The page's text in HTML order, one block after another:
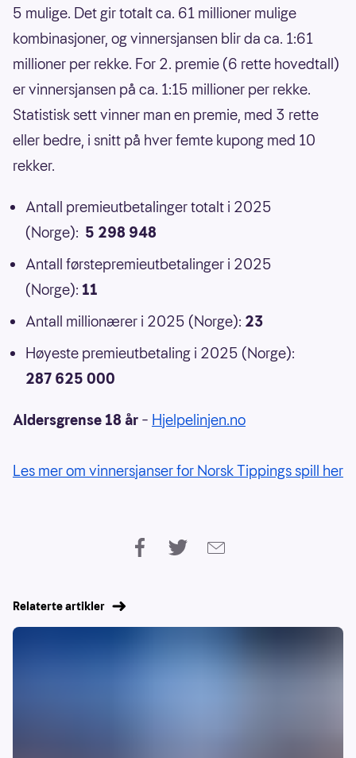
5 mulige. Det gir totalt ca. 61 millioner mulige
kombinasjoner, og vinnersjansen blir da ca. 1:61
millioner per rekke. For 2. premie (6 rette hovedtall)
er vinnersjansen på ca. 1:15 millioner per rekke.
Statistisk sett vinner man en premie, med 3 rette
eller bedre, i snitt på hver femte kupong med 10
rekker.
Antall premieutbetalinger totalt i 2025
(Norge): 5 298 948
Antall førstepremieutbetalinger i 2025
(Norge): 11
Antall millionærer i 2025 (Norge): 23
Høyeste premieutbetaling i 2025 (Norge):
287 625 000
Aldersgrense 18 år – Hjelpelinjen.no
Les mer om vinnersjanser for Norsk Tippings spill her
Relaterte artikler